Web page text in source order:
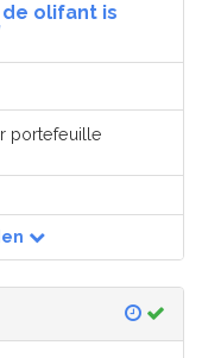
de olifant is
portefeuille